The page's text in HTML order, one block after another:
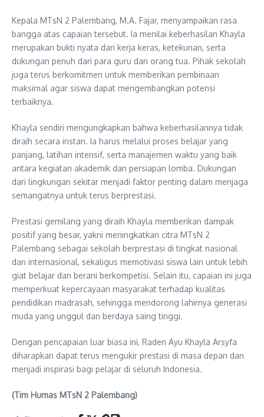
Kepala MTsN 2 Palembang, M.A. Fajar, menyampaikan rasa
bangga atas capaian tersebut. Ia menilai keberhasilan Khayla
merupakan bukti nyata dari kerja keras, ketekunan, serta
dukungan penuh dari para guru dan orang tua. Pihak sekolah
juga terus berkomitmen untuk memberikan pembinaan
maksimal agar siswa dapat mengembangkan potensi
terbaiknya.
Khayla sendiri mengungkapkan bahwa keberhasilannya tidak
diraih secara instan. Ia harus melalui proses belajar yang
panjang, latihan intensif, serta manajemen waktu yang baik
antara kegiatan akademik dan persiapan lomba. Dukungan
dari lingkungan sekitar menjadi faktor penting dalam menjaga
semangatnya untuk terus berprestasi.
Prestasi gemilang yang diraih Khayla memberikan dampak
positif yang besar, yakni meningkatkan citra MTsN 2
Palembang sebagai sekolah berprestasi di tingkat nasional
dan internasional, sekaligus memotivasi siswa lain untuk lebih
giat belajar dan berani berkompetisi. Selain itu, capaian ini juga
memperkuat kepercayaan masyarakat terhadap kualitas
pendidikan madrasah, sehingga mendorong lahirnya generasi
muda yang unggul dan berdaya saing tinggi.
Dengan pencapaian luar biasa ini, Raden Ayu Khayla Arsyfa
diharapkan dapat terus mengukir prestasi di masa depan dan
menjadi inspirasi bagi pelajar di seluruh Indonesia.
(Tim Humas MTsN 2 Palembang)